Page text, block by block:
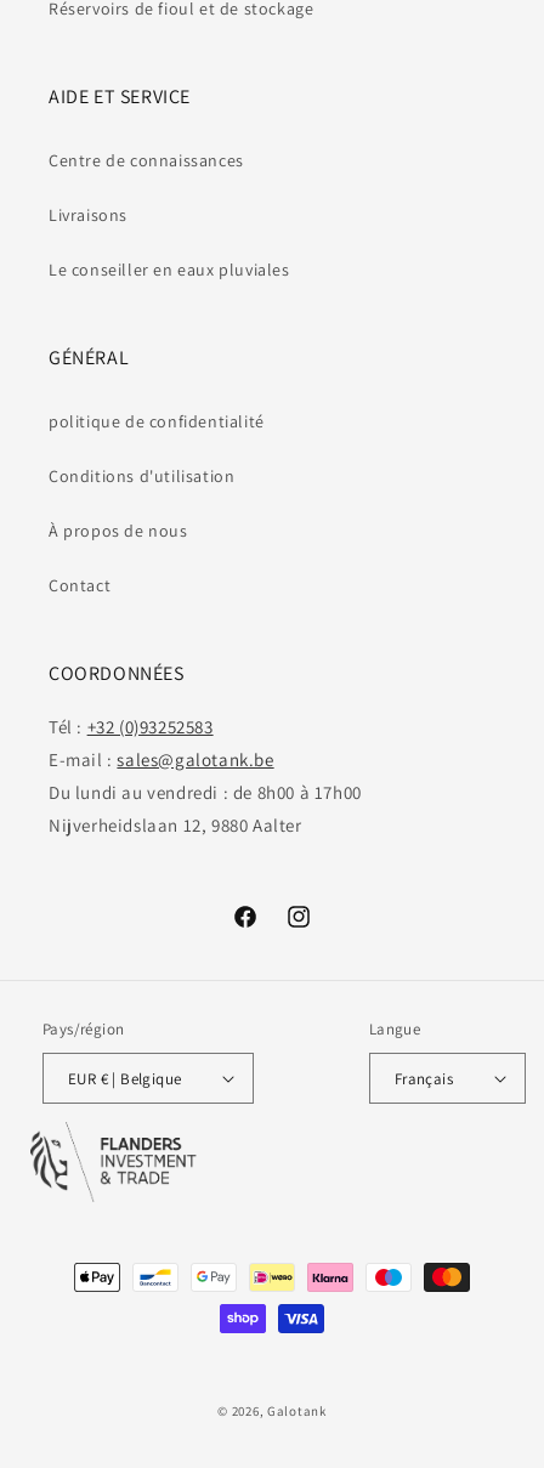
Réservoirs de fioul et de stockage
AIDE ET SERVICE
Centre de connaissances
Livraisons
Le conseiller en eaux pluviales
GÉNÉRAL
politique de confidentialité
Conditions d'utilisation
À propos de nous
Contact
COORDONNÉES
Tél : +32 (0)93252583
E-mail :sales@galotank.be
Du lundi au vendredi : de 8h00 à 17h00
Nijverheidslaan 12, 9880 Aalter
FacebookInstagram
Pays/région
EUR € | Belgique
Langue
Français
Moyens
© 2026, Galotank